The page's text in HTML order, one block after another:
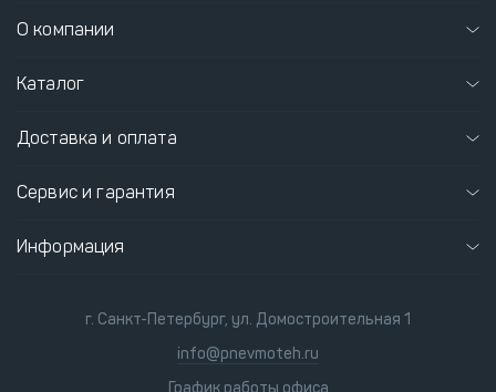
О компании
Каталог
Доставка и оплата
Сервис и гарантия
Информация
г. Санкт-Петербург, ул. Домостроительная 1
info@pnevmoteh.ru
График работы офиса